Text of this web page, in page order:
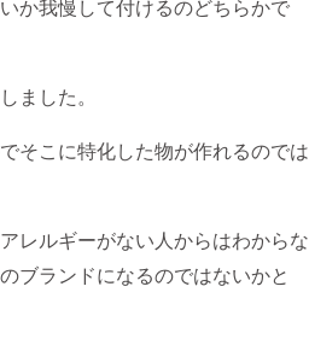
か我慢して付けるのどちらかで
ました。
そこに特化した物が作れるのでは
レルギーがない人からはわからな
ブランドになるのではないかと